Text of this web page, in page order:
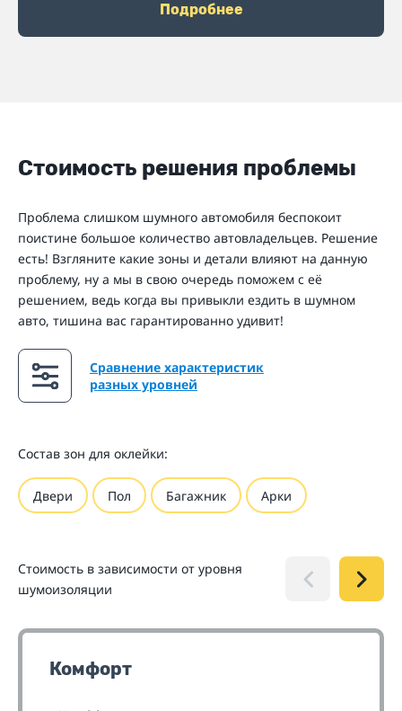
Подробнее
Стоимость решения проблемы
Проблема слишком шумного автомобиля беспокоит
поистине большое количество автовладельцев. Решение
есть! Взгляните какие зоны и детали влияют на данную
проблему, ну а мы в свою очередь поможем с её
решением, ведь когда вы привыкли ездить в шумном
авто, тишина вас гарантированно удивит!
Сравнение характеристик
разных уровней
Состав зон для оклейки:
Двери Пол Багажник Арки
Стоимость в зависимости от уровня
шумоизоляции
Комфорт